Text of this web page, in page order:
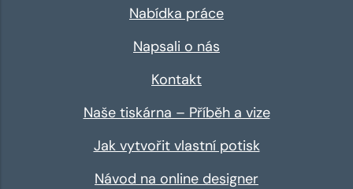
Nabídka práce
Napsali o nás
Kontakt
Naše tiskárna – Příběh a vize
Jak vytvořit vlastní potisk
Návod na online designer